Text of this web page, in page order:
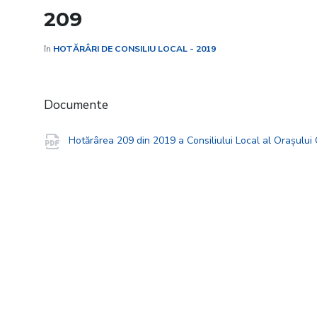
209
în HOTĂRÂRI DE CONSILIU LOCAL - 2019
Documente
Hotărârea 209 din 2019 a Consiliului Local al Orașului